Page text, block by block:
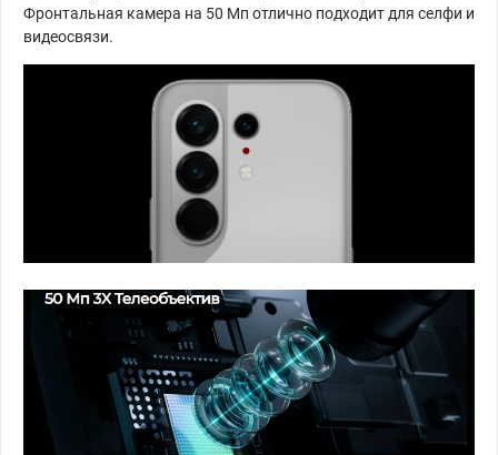
Фронтальная камера на 50 Мп отлично подходит для селфи и
видеосвязи.